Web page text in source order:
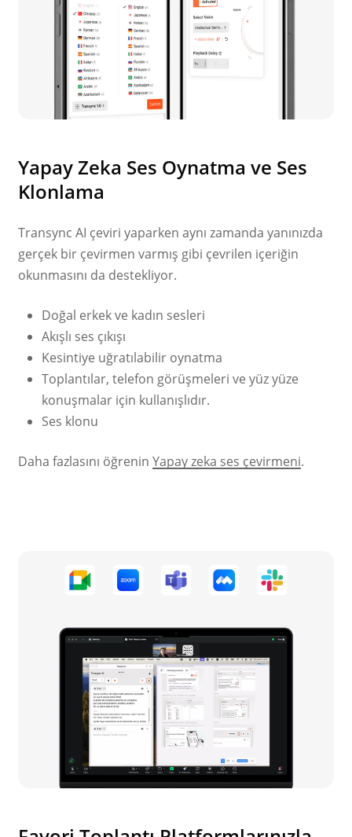
Yapay Zeka Ses Oynatma ve Ses
Klonlama
Transync AI çeviri yaparken aynı zamanda yanınızda
gerçek bir çevirmen varmış gibi çevrilen içeriğin
okunmasını da destekliyor.
Doğal erkek ve kadın sesleri
Akışlı ses çıkışı
Kesintiye uğratılabilir oynatma
Toplantılar, telefon görüşmeleri ve yüz yüze
konuşmalar için kullanışlıdır.
Ses klonu
Daha fazlasını öğrenin Yapay zeka ses çevirmeni.